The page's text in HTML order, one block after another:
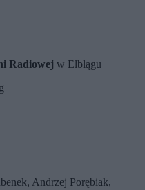
Radiowej w Elblągu
Andrzej Porębiak,